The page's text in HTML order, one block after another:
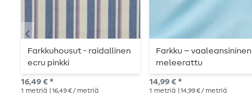
Farkkuhousut - raidallinen
ecru pinkki
16,49 € *
1 metriä | 16,49 € / metriä
Farkku – vaaleansininen
meleerattu
14,99 € *
1 metriä | 14,99 € / metriä